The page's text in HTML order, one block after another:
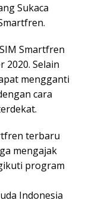
Sukaca
Smartfren
2020. Selain
mengganti
cara
terbaru
mengajak
program
Indonesia